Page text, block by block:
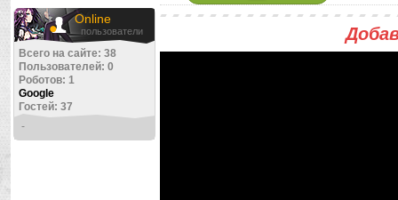
Online
пользователи
Всего на сайте: 38
Пользователей: 0
Роботов: 1
Google
Гостей: 37
-